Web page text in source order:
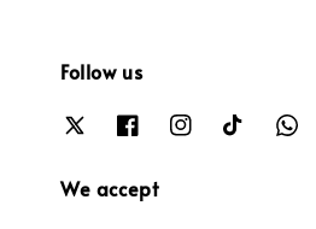
Follow us
We accept